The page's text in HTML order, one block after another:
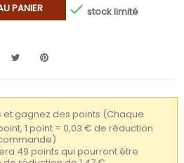
PANIER  stock limité
et gagnez des points (Chaque
1 point = 0,03 € de réduction
49 points qui pourront être